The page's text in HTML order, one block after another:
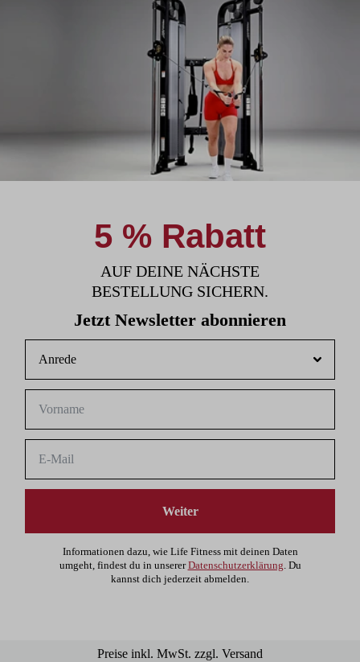
5 % Rabatt
AUF DEINE NÄCHSTE
BESTELLUNG SICHERN.
Jetzt Newsletter abonnieren
Weiter
Informationen dazu, wie Life Fitness mit deinen Daten
umgeht, findest du in unsererDatenschutzerklärung. Du
kannst dich jederzeit abmelden.
Preise inkl. MwSt. zzgl. Versand